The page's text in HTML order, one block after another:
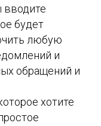
вводите
будет
любую
и
обращений и
хотите